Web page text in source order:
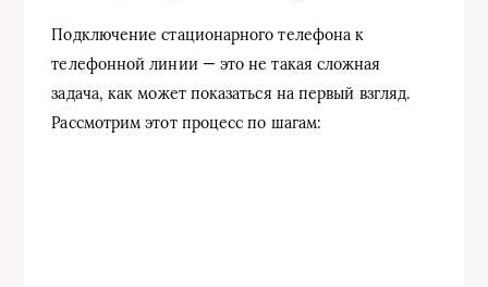
Подключение стационарного телефона к
телефонной линии — это не такая сложная
задача, как может показаться на первый взгляд.
Рассмотрим этот процесс по шагам: